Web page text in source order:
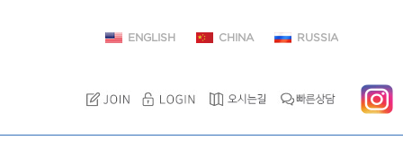
ENGLISH CHINA RUSSIA